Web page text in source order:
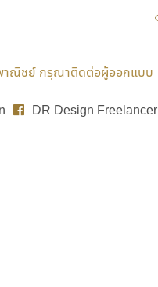
พาณิชย์ กรุณาติดต่อผู้ออกแบบ
DR Design Freelancer